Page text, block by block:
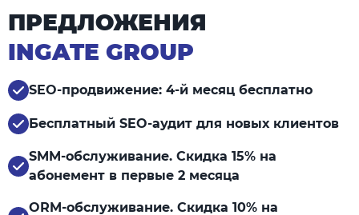
ПРЕДЛОЖЕНИЯ
INGATE GROUP
SEO-продвижение: 4-й месяц бесплатно
Бесплатный SEO-аудит для новых клиентов
SMM-обслуживание. Скидка 15% на
абонемент в первые 2 месяца
ORM-обслуживание. Скидка 10% на